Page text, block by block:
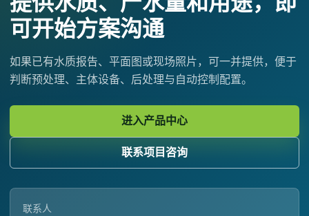
可开始方案沟通
如果已有水质报告、平面图或现场照片，可一并提供，便于
判断预处理、主体设备、后处理与自动控制配置。
进入产品中心
联系项目咨询
联系人